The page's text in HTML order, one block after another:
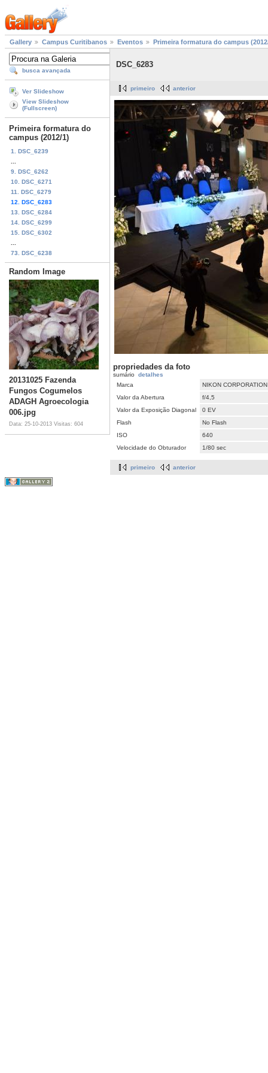
Gallery Campus Curitibanos Eventos Primeira formatura do campus
busca avançada
Ver Slideshow
View Slideshow
(Fullscreen)
Primeira formatura do
campus (2012/1)
1. DSC_6239
9. DSC_6262
10. DSC_6271
11. DSC_6279
12. DSC_6283
13. DSC_6284
14. DSC_6299
15. DSC_6302
73. DSC_6238
Random Image
20131025 Fazenda
Fungos Cogumelos
ADAGH Agroecologia
006.jpg
Data: 25-10-2013 Visitas: 604
DSC_6283
primeiro anterior
propriedades da foto
sumário detalhes
Marca
NIKON CORPORATION
Valor da Abertura
f/4,5
Valor da Exposição Diagonal
0 EV
Flash
No Flash
ISO
640
Velocidade do Obturador
1/80 sec
primeiro anterior